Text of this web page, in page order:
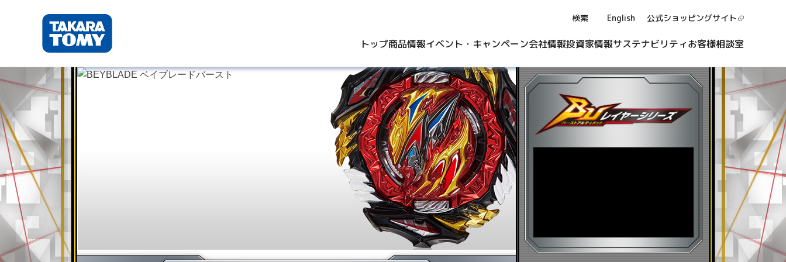
検索 English 公式ショッピングサイト
トップ商品情報イベント・キャンペーン会社情報投資家情報サステナビリティお客様相談室